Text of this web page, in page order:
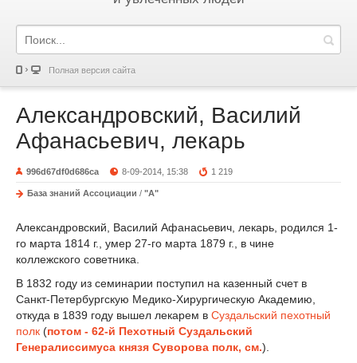
Полная версия сайта
Александровский, Василий
Афанасьевич, лекарь
996d67df0d686ca 8-09-2014, 15:38 1 219
База знаний Ассоциации / "А"
Александровский, Василий Афанасьевич, лекарь, родился 1-
го марта 1814 г., умер 27-го марта 1879 г., в чине
коллежского советника.
В 1832 году из семинарии поступил на казенный счет в
Санкт-Петербургскую Медико-Хирургическую Академию,
откуда в 1839 году вышел лекарем в Суздальский пехотный
полк (потом - 62-й Пехотный Суздальский
Генералиссимуса князя Суворова полк, см.).